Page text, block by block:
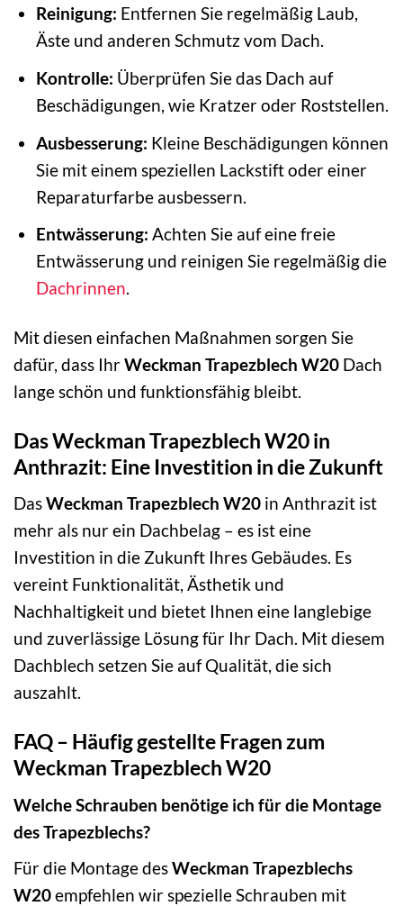
Reinigung: Entfernen Sie regelmäßig Laub,
Äste und anderen Schmutz vom Dach.
Kontrolle: Überprüfen Sie das Dach auf
Beschädigungen, wie Kratzer oder Roststellen.
Ausbesserung: Kleine Beschädigungen können
Sie mit einem speziellen Lackstift oder einer
Reparaturfarbe ausbessern.
Entwässerung: Achten Sie auf eine freie
Entwässerung und reinigen Sie regelmäßig die
Dachrinnen.
Mit diesen einfachen Maßnahmen sorgen Sie
dafür, dass IhrWeckman Trapezblech W20 Dach
lange schön und funktionsfähig bleibt.
Das Weckman Trapezblech W20 in
Anthrazit: Eine Investition in die Zukunft
DasWeckman Trapezblech W20 in Anthrazit ist
mehr als nur ein Dachbelag – es ist eine
Investition in die Zukunft Ihres Gebäudes. Es
vereint Funktionalität, Ästhetik und
Nachhaltigkeit und bietet Ihnen eine langlebige
und zuverlässige Lösung für Ihr Dach. Mit diesem
Dachblech setzen Sie auf Qualität, die sich
auszahlt.
FAQ – Häufig gestellte Fragen zum
Weckman Trapezblech W20
Welche Schrauben benötige ich für die Montage
des Trapezblechs?
Für die Montage desWeckman Trapezblechs
W20empfehlen wir spezielle Schrauben mit